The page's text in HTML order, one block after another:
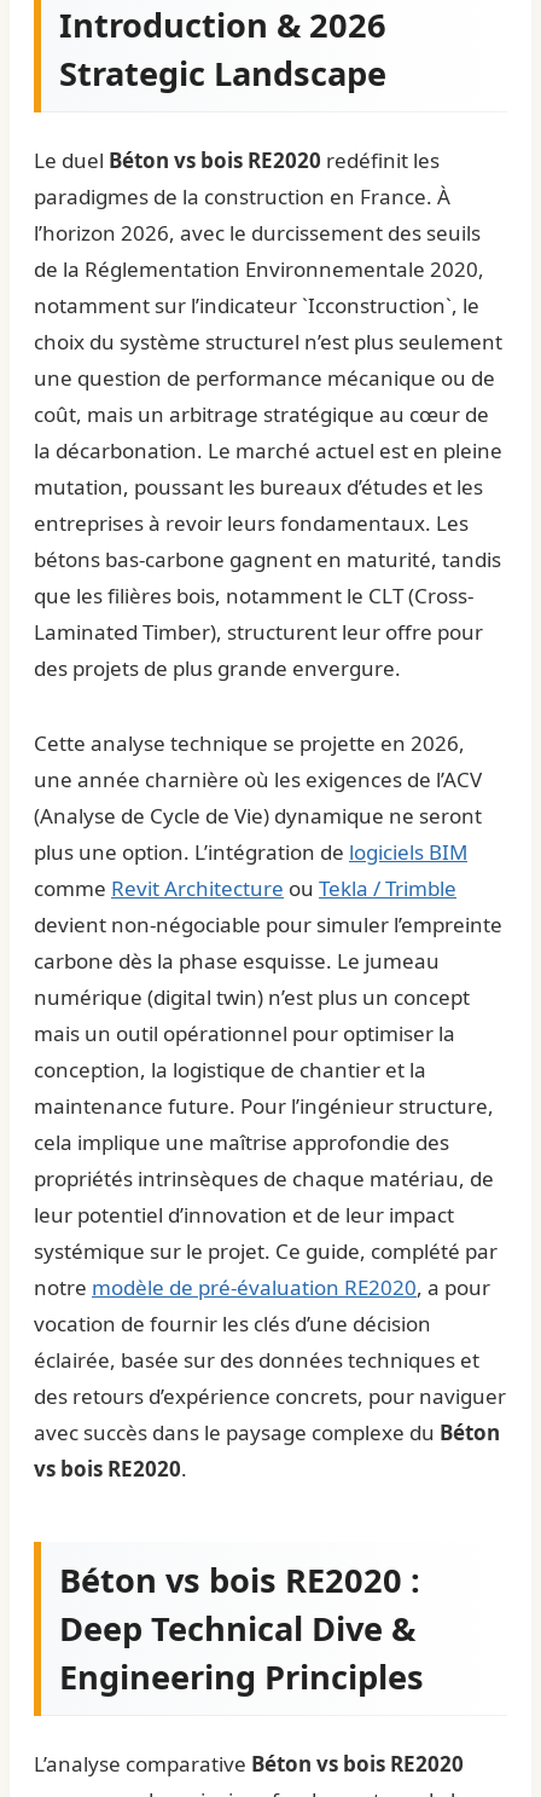
Introduction & 2026
Strategic Landscape
Le duel Béton vs bois RE2020 redéfinit les
paradigmes de la construction en France. À
l’horizon 2026, avec le durcissement des seuils
de la Réglementation Environnementale 2020,
notamment sur l’indicateur `Icconstruction`, le
choix du système structurel n’est plus seulement
une question de performance mécanique ou de
coût, mais un arbitrage stratégique au cœur de
la décarbonation. Le marché actuel est en pleine
mutation, poussant les bureaux d’études et les
entreprises à revoir leurs fondamentaux. Les
bétons bas-carbone gagnent en maturité, tandis
que les filières bois, notamment le CLT (Cross-
Laminated Timber), structurent leur offre pour
des projets de plus grande envergure.
Cette analyse technique se projette en 2026,
une année charnière où les exigences de l’ACV
(Analyse de Cycle de Vie) dynamique ne seront
plus une option. L’intégration de logiciels BIM
comme Revit Architecture ou Tekla / Trimble
devient non-négociable pour simuler l’empreinte
carbone dès la phase esquisse. Le jumeau
numérique (digital twin) n’est plus un concept
mais un outil opérationnel pour optimiser la
conception, la logistique de chantier et la
maintenance future. Pour l’ingénieur structure,
cela implique une maîtrise approfondie des
propriétés intrinsèques de chaque matériau, de
leur potentiel d’innovation et de leur impact
systémique sur le projet. Ce guide, complété par
notre modèle de pré-évaluation RE2020, a pour
vocation de fournir les clés d’une décision
éclairée, basée sur des données techniques et
des retours d’expérience concrets, pour naviguer
avec succès dans le paysage complexe du Béton
vs bois RE2020.
Béton vs bois RE2020 :
Deep Technical Dive &
Engineering Principles
L’analyse comparative Béton vs bois RE2020